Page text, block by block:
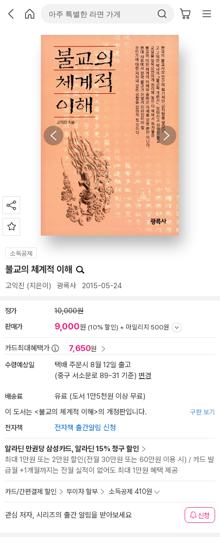
소득공제
불교의 체계적 이해
고익진 (지은이) 광륵사 2015-05-24
정가 10,000원
판매가 9,000원 (10% 할인) + 마일리지 500원
카드최대혜택가 7,650원
수령예상일
택배 주문시 8월 12일 출고
(중구 서소문로 89-31 기준) 변경
배송료
유료 (도서 1만5천원 이상 무료)
이 도서는 <불교의 체계적 이해>의 개정판입니다. 구판 보기
전자책 전자책 출간알림 신청
알라딘 만권당 삼성카드, 알라딘 15% 청구 할인
최대 1만원 또는 2만원 할인(전월 30만원 또는 60만원 이용 시) / 카드 발
급월 +1개월까지는 전월 실적이 없어도 최대 1만원 혜택 제공
카드/간편결제 할인 무이자 할부 소득공제 410원
관심 저자, 시리즈의 출간 알림을 받아보세요 신청